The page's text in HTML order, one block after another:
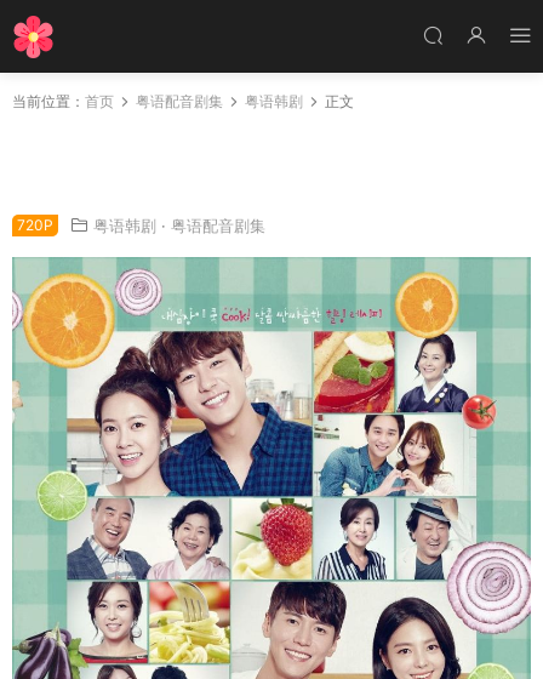
当前位置： 首页 粤语配音剧集 粤语韩剧 正文
720P 粤语韩剧 · 粤语配音剧集